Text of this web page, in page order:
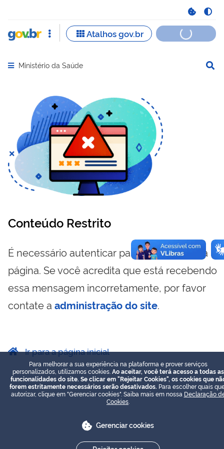
Abrir menu principal de navegação
Ministério da Saúde
Conteúdo Restrito
É necessário autenticar para visualizar essa
página. Se você acredita que está recebendo
essa mensagem incorretamente, por favor
contate a administração do site.
Ir para a página inicial
Para melhorar a sua experiência na plataforma e prover serviços
personalizados, utilizamos cookies. Ao aceitar, você terá acesso a todas as
funcionalidades do site. Se clicar em "Rejeitar Cookies", os cookies que
forem estritamente necessários serão desativados. Para escolher quais
autorizar, clique em "Gerenciar cookies". Saiba mais em nossa Declaração
Cookies
Gerenciar cookies